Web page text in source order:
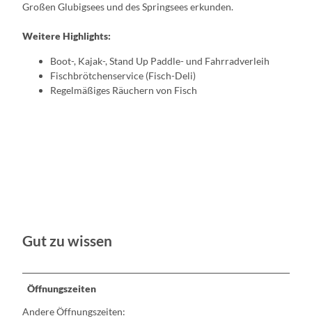
Großen Glubigsees und des Springsees erkunden.
Weitere Highlights:
Boot-, Kajak-, Stand Up Paddle- und Fahrradverleih
Fischbrötchenservice (Fisch-Deli)
Regelmäßiges Räuchern von Fisch
Gut zu wissen
Öffnungszeiten
Andere Öffnungszeiten: